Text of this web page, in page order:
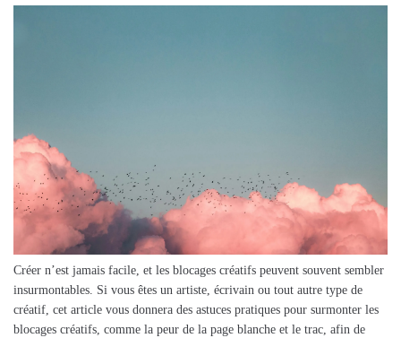
Créer n’est jamais facile, et les blocages créatifs peuvent souvent sembler
insurmontables. Si vous êtes un artiste, écrivain ou tout autre type de
créatif, cet article vous donnera des astuces pratiques pour surmonter les
blocages créatifs, comme la peur de la page blanche et le trac, afin de